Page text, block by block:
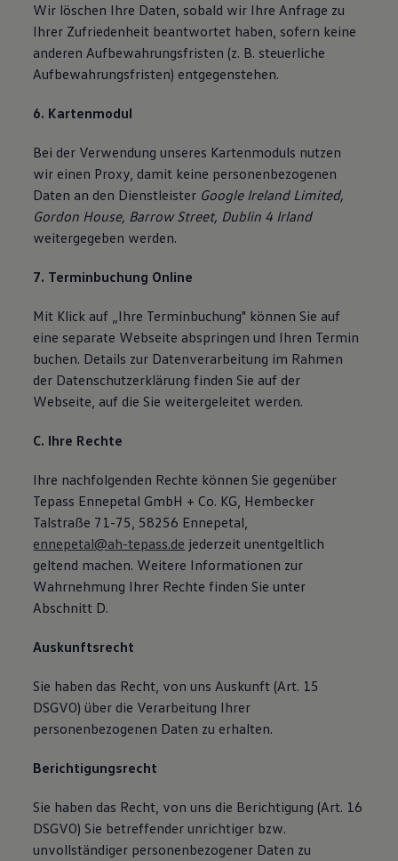
Wir löschen Ihre Daten, sobald wir Ihre Anfrage zu
Ihrer Zufriedenheit beantwortet haben, sofern keine
anderen Aufbewahrungsfristen (z. B. steuerliche
Aufbewahrungsfristen) entgegenstehen.
6. Kartenmodul
Bei der Verwendung unseres Kartenmoduls nutzen
wir einen Proxy, damit keine personenbezogenen
Daten an den Dienstleister Google Ireland Limited,
Gordon House, Barrow Street, Dublin 4 Irland
weitergegeben werden.
7. Terminbuchung Online
Mit Klick auf „Ihre Terminbuchung" können Sie auf
eine separate Webseite abspringen und Ihren Termin
buchen. Details zur Datenverarbeitung im Rahmen
der Datenschutzerklärung finden Sie auf der
Webseite, auf die Sie weitergeleitet werden.
C. Ihre Rechte
Ihre nachfolgenden Rechte können Sie gegenüber
Tepass Ennepetal GmbH + Co. KG, Hembecker
Talstraße 71-75, 58256 Ennepetal,
ennepetal@ah-tepass.de jederzeit unentgeltlich
geltend machen. Weitere Informationen zur
Wahrnehmung Ihrer Rechte finden Sie unter
Abschnitt D.
Auskunftsrecht
Sie haben das Recht, von uns Auskunft (Art. 15
DSGVO) über die Verarbeitung Ihrer
personenbezogenen Daten zu erhalten.
Berichtigungsrecht
Sie haben das Recht, von uns die Berichtigung (Art. 16
DSGVO) Sie betreffender unrichtiger bzw.
unvollständiger personenbezogener Daten zu